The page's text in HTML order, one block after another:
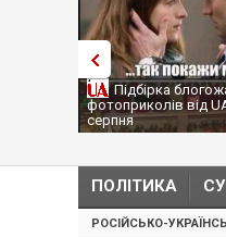
Підбірка
фотоприколів від
серпня
ПОЛІТИКА
РОСІЙСЬКО-